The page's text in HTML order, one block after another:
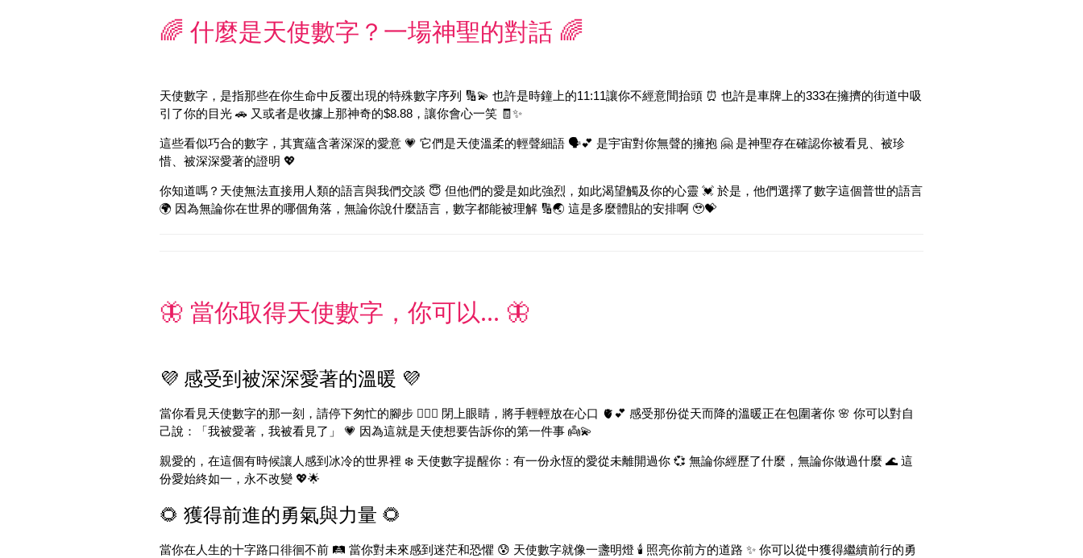
🌈 什麼是天使數字？一場神聖的對話 🌈
天使數字，是指那些在你生命中反覆出現的特殊數字序列 🔢💫 也許是時鐘上的11:11讓你不經意間抬頭 ⏰ 也許是車牌上的333在擁擠的街道中吸
引了你的目光 🚗 又或者是收據上那神奇的$8.88，讓你會心一笑 🧾✨
這些看似巧合的數字，其實蘊含著深深的愛意 💗 它們是天使溫柔的輕聲細語 🗣️💕 是宇宙對你無聲的擁抱 🤗 是神聖存在確認你被看見、被珍
惜、被深深愛著的證明 💖
你知道嗎？天使無法直接用人類的語言與我們交談 😇 但他們的愛是如此強烈，如此渴望觸及你的心靈 💓 於是，他們選擇了數字這個普世的語言
🌍 因為無論你在世界的哪個角落，無論你說什麼語言，數字都能被理解 🔢🌏 這是多麼體貼的安排啊 🥹💝
🦋 當你取得天使數字，你可以... 🦋
💜 感受到被深深愛著的溫暖 💜
當你看見天使數字的那一刻，請停下匆忙的腳步 🚶‍♀️✨ 閉上眼睛，將手輕輕放在心口 🫀💕 感受那份從天而降的溫暖正在包圍著你 🌸 你可以對自
己說：「我被愛著，我被看見了」 💗 因為這就是天使想要告訴你的第一件事 👼💫
親愛的，在這個有時候讓人感到冰冷的世界裡 ❄️ 天使數字提醒你：有一份永恆的愛從未離開過你 💞 無論你經歷了什麼，無論你做過什麼 🌊 這
份愛始終如一，永不改變 💖🌟
🌻 獲得前進的勇氣與力量 🌻
當你在人生的十字路口徘徊不前 🛤️ 當你對未來感到迷茫和恐懼 😰 天使數字就像一盞明燈 🕯️ 照亮你前方的道路 ✨ 你可以從中獲得繼續前行的勇